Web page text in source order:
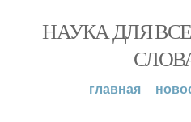
НАУКА ДЛЯ
главная